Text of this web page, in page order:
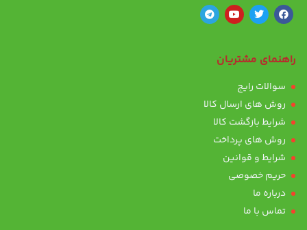
راهنمای مشتریان
سوالات رایج
روش های ارسال کالا
شرایط بازگشت کالا
روش های پرداخت
شرایط و قوانین
حریم خصوصی
درباره ما
تماس با ما